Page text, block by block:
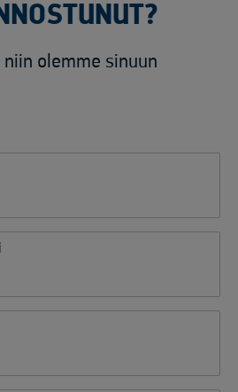
niin olemme sinuun